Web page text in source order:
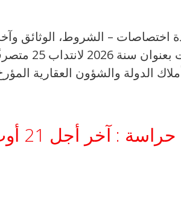
العقارية 2026: انتداب 25 متصرفًا في عدة اختصاصات –
أعلنت وزارة أملاك الدولة